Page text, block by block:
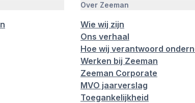
Over Zeeman
Wie wij zijn
Ons verhaal
Hoe wij verantwoord
Werken bij Zeeman
Zeeman Corporate
MVO jaarverslag
Toegankelijkheid